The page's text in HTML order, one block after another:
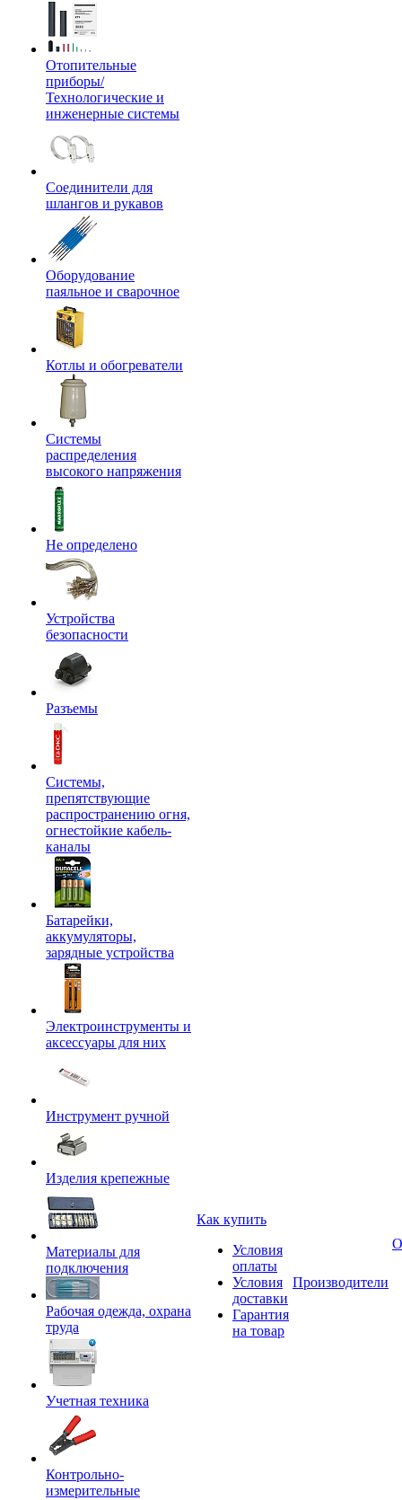
Отопительные
приборы/
Технологические и
инженерные системы
Соединители для
шлангов и рукавов
Оборудование
паяльное и сварочное
Котлы и обогреватели
Системы
распределения
высокого напряжения
Не определено
Устройства
безопасности
Разъемы
Системы,
препятствующие
распространению огня,
огнестойкие кабель-
каналы
Батарейки,
аккумуляторы,
зарядные устройства
Электроинструменты и
аксессуары для них
Инструмент ручной
Изделия крепежные
Материалы для
подключения
Рабочая одежда, охрана
труда
Учетная техника
Контрольно-
измерительные
Как купить
Условия
оплаты
Условия
доставки
Гарантия
на товар
Производители